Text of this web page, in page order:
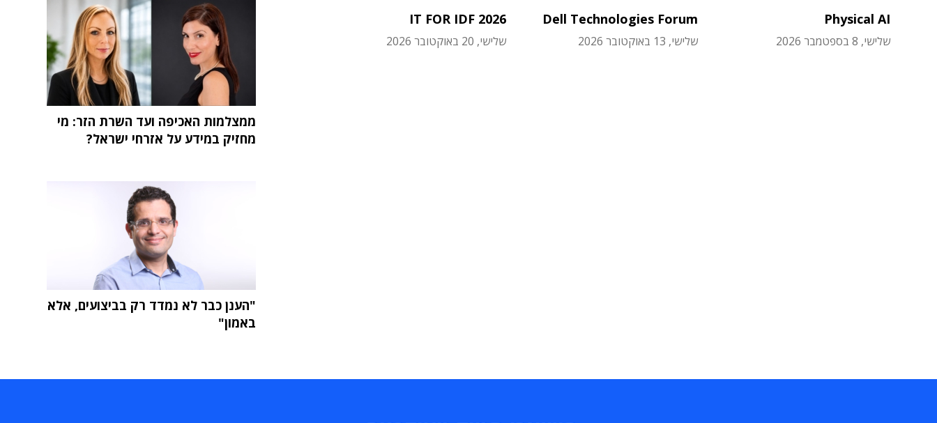
Physical AI
שלישי, 8 בספטמבר 2026
Dell Technologies Forum
שלישי, 13 באוקטובר 2026
IT FOR IDF 2026
שלישי, 20 באוקטובר 2026
ממצלמות האכיפה ועד השרת הזר: מי
מחזיק במידע על אזרחי ישראל?
"הענן כבר לא נמדד רק בביצועים, אלא
באמון"